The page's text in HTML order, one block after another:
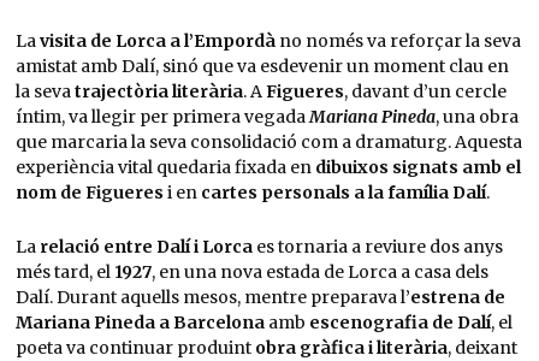
Lavisita de Lorca a l’Empordàno només va reforçar la seva
amistat amb Dalí, sinó que va esdevenir un moment clau en
la sevatrajectòria literària. AFigueres, davant d’un cercle
íntim, va llegir per primera vegadaMariana Pineda, una obra
que marcaria la seva consolidació com a dramaturg. Aquesta
experiència vital quedaria fixada en dibuixos signats amb el
nom de Figueres i en cartes personals a la família Dalí.
La relació entre Dalí i Lorcaes tornaria a reviure dos anys
més tard, el 1927, en una nova estada de Lorca a casa dels
Dalí. Durant aquells mesos, mentre preparava l’estrena de
Mariana Pineda a Barcelonaamb escenografia de Dalí, el
poeta va continuar produint obra gràfica i literària, deixant